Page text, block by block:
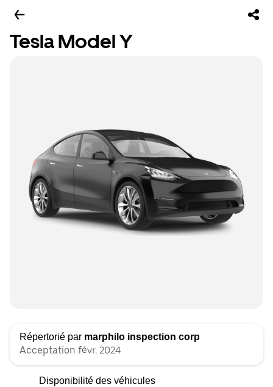
Tesla Model Y
Répertorié par marphilo inspection corp
Acceptation févr. 2024
Disponibilité des véhicules